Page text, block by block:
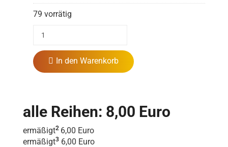
79 vorrätig
In den Warenkorb
alle Reihen: 8,00 Euro
ermäßigt2 6,00 Euro
ermäßigt3 6,00 Euro